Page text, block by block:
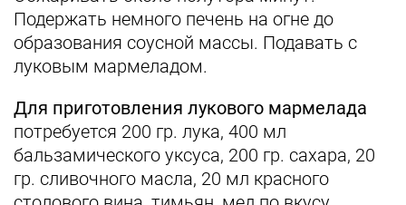
Подержать немного печень на огне до
образования соусной массы. Подавать с
луковым мармеладом.
Для приготовления лукового мармелада
потребуется 200 гр. лука, 400 мл
бальзамического уксуса, 200 гр. сахара, 20
гр. сливочного масла, 20 мл красного